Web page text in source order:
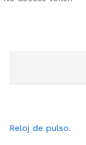
Reloj de pulso.